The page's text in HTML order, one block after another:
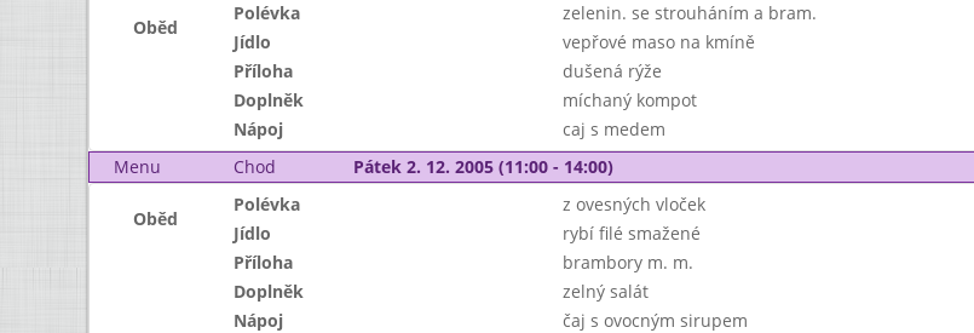
Oběd
Polévka
zelenin. se strouháním a bram.
Jídlo
vepřové maso na kmíně
Příloha
dušená rýže
Doplněk
míchaný kompot
Nápoj
caj s medem
Menu
Chod Pátek 2. 12. 2005 (11:00 - 14:00)
Oběd
Polévka
z ovesných vloček
Jídlo
rybí filé smažené
Příloha
brambory m. m.
Doplněk
zelný salát
Nápoj
čaj s ovocným sirupem